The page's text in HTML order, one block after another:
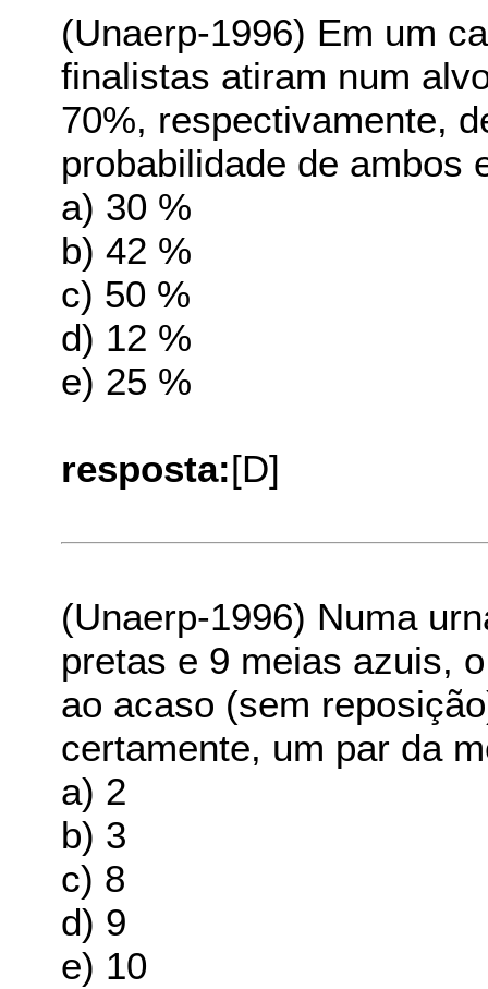
(Unaerp-1996) Em um
finalistas atiram num
70%, respectivamente,
probabilidade de ambos
a) 30 %
b) 42 %
c) 50 %
d) 12 %
e) 25 %
resposta:[D]
(Unaerp-1996) Numa
pretas e 9 meias azuis,
ao acaso (sem
certamente, um par da
a) 2
b) 3
c) 8
d) 9
e) 10